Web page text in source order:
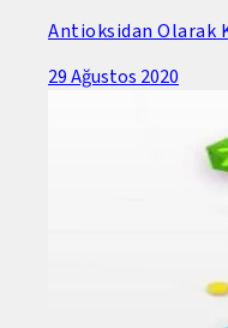
Antioksidan Olarak
29 Ağustos 2020